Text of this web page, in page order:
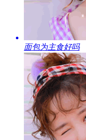
​面包为主食好吗